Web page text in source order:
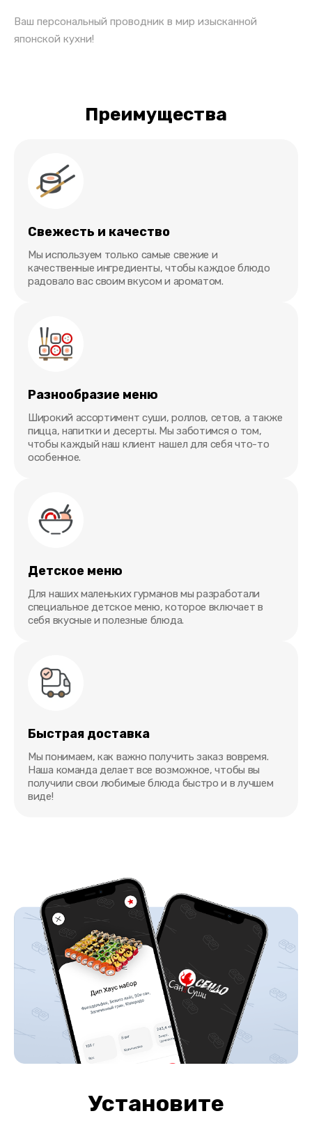
Ваш персональный проводник в мир изысканной
японской кухни!
Преимущества
Свежесть и качество
Мы используем только самые свежие и
качественные ингредиенты, чтобы каждое блюдо
радовало вас своим вкусом и ароматом.
Разнообразие меню
Широкий ассортимент суши, роллов, сетов, а также
пицца, напитки и десерты. Мы заботимся о том,
чтобы каждый наш клиент нашел для себя что-то
особенное.
Детское меню
Для наших маленьких гурманов мы разработали
специальное детское меню, которое включает в
себя вкусные и полезные блюда.
Быстрая доставка
Мы понимаем, как важно получить заказ вовремя.
Наша команда делает все возможное, чтобы вы
получили свои любимые блюда быстро и в лучшем
виде!
Установите